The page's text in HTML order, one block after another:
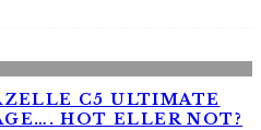
C5 ULTIMATE
HOT ELLER NOT?